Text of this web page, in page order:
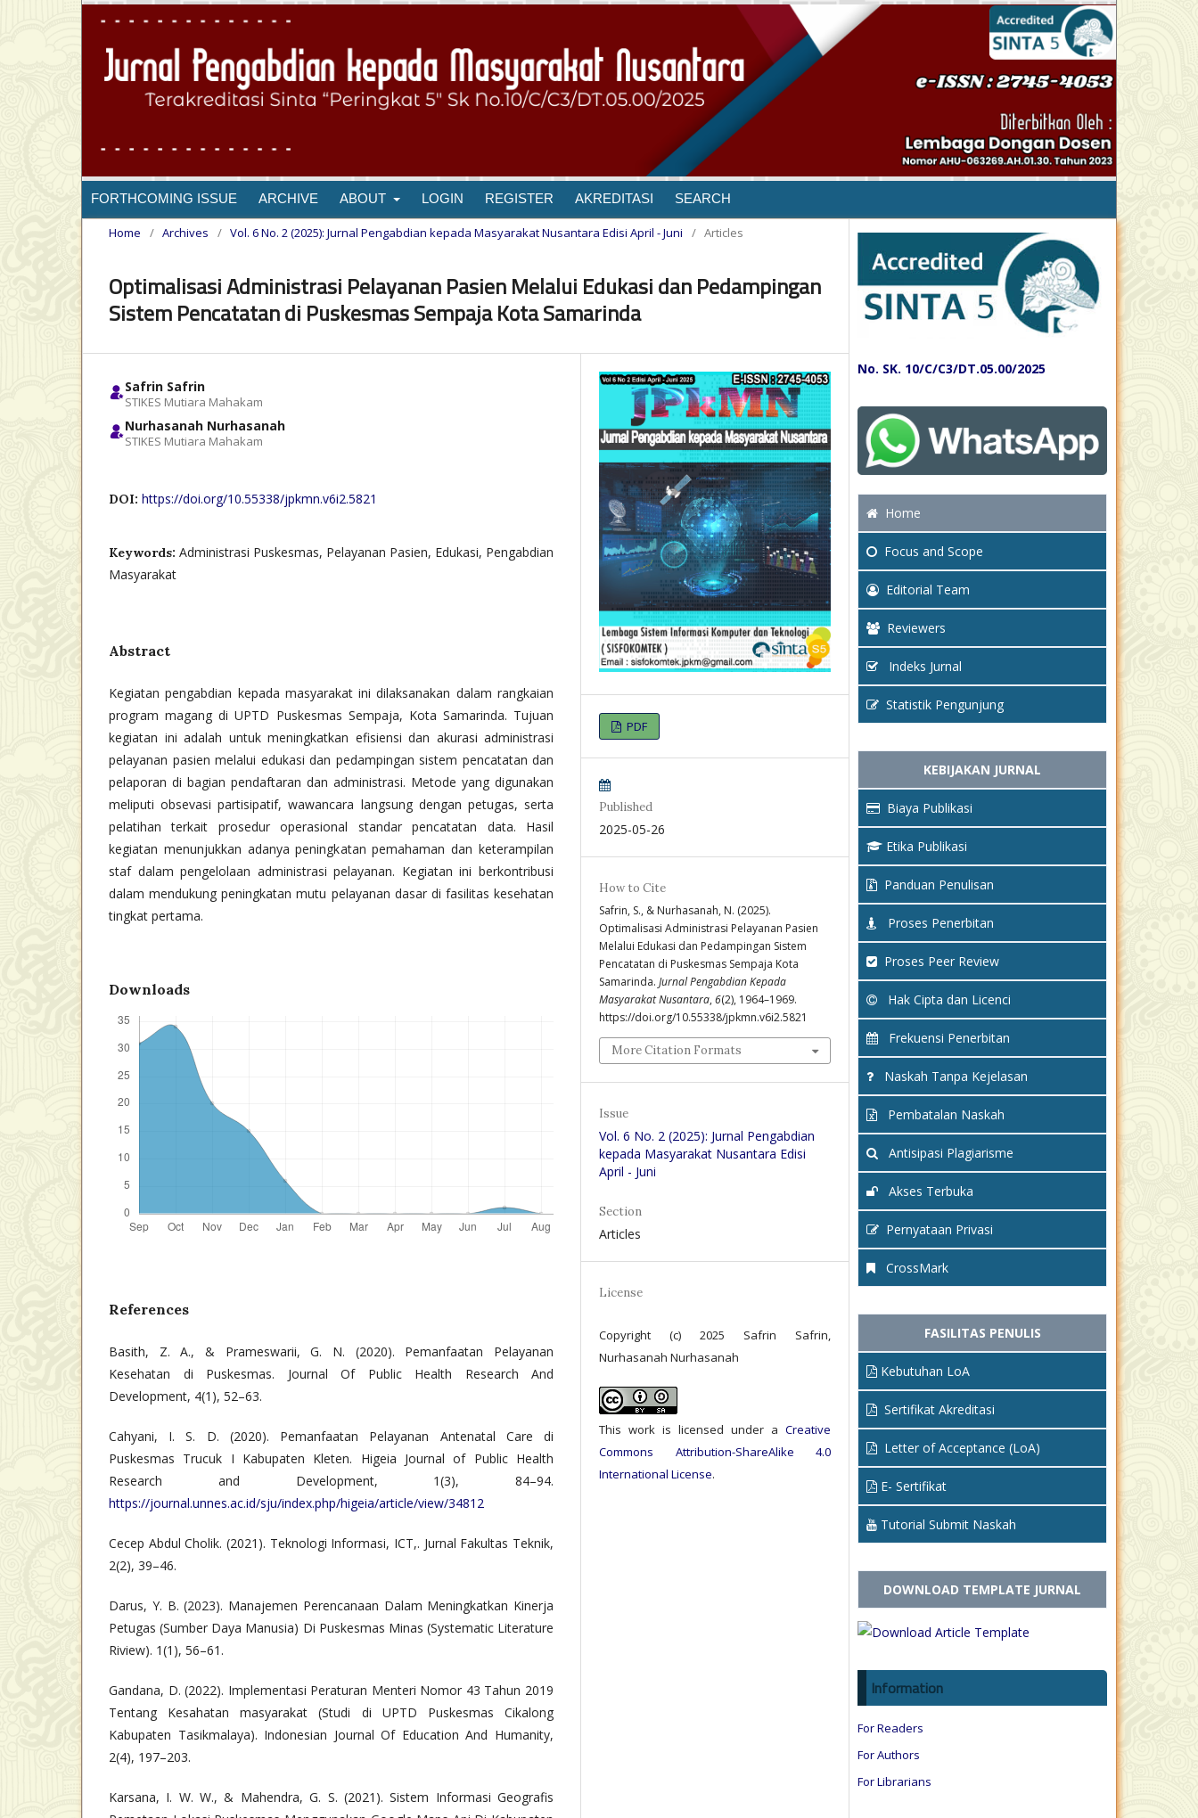
FORTHCOMING ISSUE ARCHIVE ABOUT LOGIN REGISTER AKREDITASI SEARCH
Home / Archives / Vol. 6 No. 2 (2025): Jurnal Pengabdian kepada Masyarakat Nusantara Edisi April - Juni / Articles
Optimalisasi Administrasi Pelayanan Pasien Melalui Edukasi dan Pedampingan
Sistem Pencatatan di Puskesmas Sempaja Kota Samarinda
Safrin Safrin
STIKES Mutiara Mahakam
Nurhasanah Nurhasanah
STIKES Mutiara Mahakam
DOI: https://doi.org/10.55338/jpkmn.v6i2.5821
Keywords: Administrasi Puskesmas, Pelayanan Pasien, Edukasi, Pengabdian
Masyarakat
Abstract
Kegiatan pengabdian kepada masyarakat ini dilaksanakan dalam rangkaian
program magang di UPTD Puskesmas Sempaja, Kota Samarinda. Tujuan
kegiatan ini adalah untuk meningkatkan efisiensi dan akurasi administrasi
pelayanan pasien melalui edukasi dan pedampingan sistem pencatatan dan
pelaporan di bagian pendaftaran dan administrasi. Metode yang digunakan
meliputi obsevasi partisipatif, wawancara langsung dengan petugas, serta
pelatihan terkait prosedur operasional standar pencatatan data. Hasil
kegiatan menunjukkan adanya peningkatan pemahaman dan keterampilan
staf dalam pengelolaan administrasi pelayanan. Kegiatan ini berkontribusi
dalam mendukung peningkatan mutu pelayanan dasar di fasilitas kesehatan
tingkat pertama.
Downloads
References
Basith, Z. A., & Prameswarii, G. N. (2020). Pemanfaatan Pelayanan
Kesehatan di Puskesmas. Journal Of Public Health Research And
Development, 4(1), 52–63.
Cahyani, I. S. D. (2020). Pemanfaatan Pelayanan Antenatal Care di
Puskesmas Trucuk I Kabupaten Kleten. Higeia Journal of Public Health
Research and Development, 1(3), 84–94.
https://journal.unnes.ac.id/sju/index.php/higeia/article/view/34812
Cecep Abdul Cholik. (2021). Teknologi Informasi, ICT,. Jurnal Fakultas Teknik,
2(2), 39–46.
Darus, Y. B. (2023). Manajemen Perencanaan Dalam Meningkatkan Kinerja
Petugas (Sumber Daya Manusia) Di Puskesmas Minas (Systematic Literature
Riview). 1(1), 56–61.
Gandana, D. (2022). Implementasi Peraturan Menteri Nomor 43 Tahun 2019
Tentang Kesahatan masyarakat (Studi di UPTD Puskesmas Cikalong
Kabupaten Tasikmalaya). Indonesian Journal Of Education And Humanity,
2(4), 197–203.
Karsana, I. W. W., & Mahendra, G. S. (2021). Sistem Informasi Geografis
PDF
Published
2025-05-26
How to Cite
Safrin, S., & Nurhasanah, N. (2025).
Optimalisasi Administrasi Pelayanan Pasien
Melalui Edukasi dan Pedampingan Sistem
Pencatatan di Puskesmas Sempaja Kota
Samarinda. Jurnal Pengabdian Kepada
Masyarakat Nusantara, 6(2), 1964–1969.
https://doi.org/10.55338/jpkmn.v6i2.5821
More Citation Formats
Issue
Vol. 6 No. 2 (2025): Jurnal Pengabdian
kepada Masyarakat Nusantara Edisi
April - Juni
Section
Articles
License
Copyright (c) 2025 Safrin Safrin,
Nurhasanah Nurhasanah
This work is licensed under a Creative
Commons Attribution-ShareAlike 4.0
International License.
No. SK. 10/C/C3/DT.05.00/2025
Home
Focus and Scope
Editorial Team
Reviewers
Indeks Jurnal
Statistik Pengunjung
KEBIJAKAN JURNAL
Biaya Publikasi
Etika Publikasi
Panduan Penulisan
Proses Penerbitan
Proses Peer Review
Hak Cipta dan Licenci
Frekuensi Penerbitan
Naskah Tanpa Kejelasan
Pembatalan Naskah
Antisipasi Plagiarisme
Akses Terbuka
Pernyataan Privasi
CrossMark
FASILITAS PENULIS
Kebutuhan LoA
Sertifikat Akreditasi
Letter of Acceptance (LoA)
E- Sertifikat
Tutorial Submit Naskah
DOWNLOAD TEMPLATE JURNAL
Information
For Readers
For Authors
For Librarians